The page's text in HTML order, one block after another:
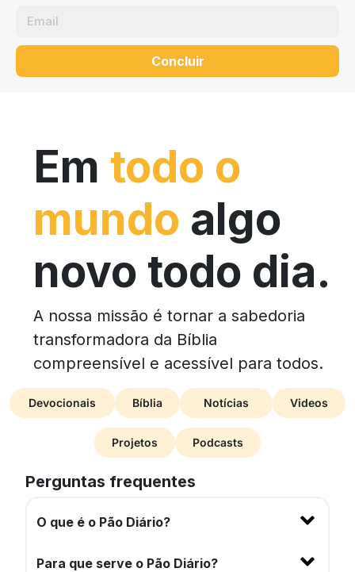
Concluir
Em todo o
mundo algo
novo todo dia.
A nossa missão é tornar a sabedoria
transformadora da Bíblia
compreensível e acessível para todos.
Devocionais Bíblia Notícias Videos
Projetos Podcasts
Perguntas frequentes
O que é o Pão Diário?
Para que serve o Pão Diário?